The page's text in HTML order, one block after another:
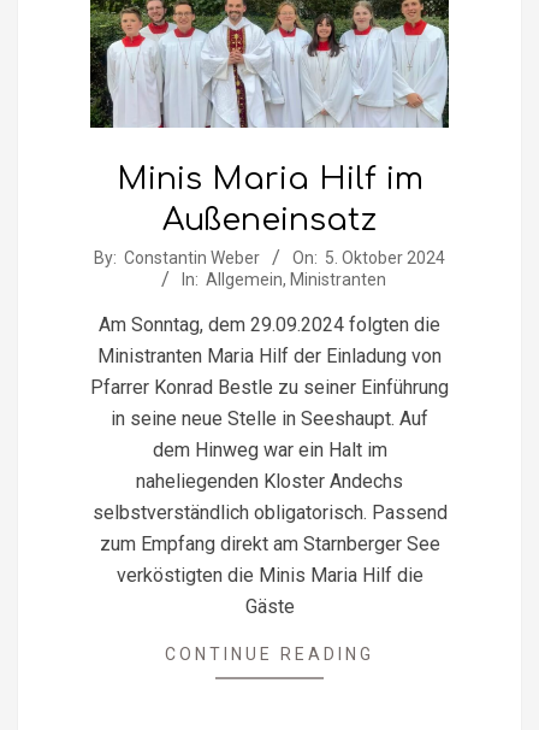
Minis Maria Hilf im
Außeneinsatz
2024-
05
By: Constantin Weber On: 5. Oktober 2024
In: Allgemein, Ministranten
Am Sonntag, dem 29.09.2024 folgten die
Ministranten Maria Hilf der Einladung von
Pfarrer Konrad Bestle zu seiner Einführung
in seine neue Stelle in Seeshaupt. Auf
dem Hinweg war ein Halt im
naheliegenden Kloster Andechs
selbstverständlich obligatorisch. Passend
zum Empfang direkt am Starnberger See
verköstigten die Minis Maria Hilf die
Gäste
CONTINUE READING